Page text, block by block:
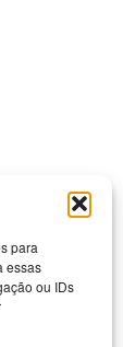
para
essas
ou IDs